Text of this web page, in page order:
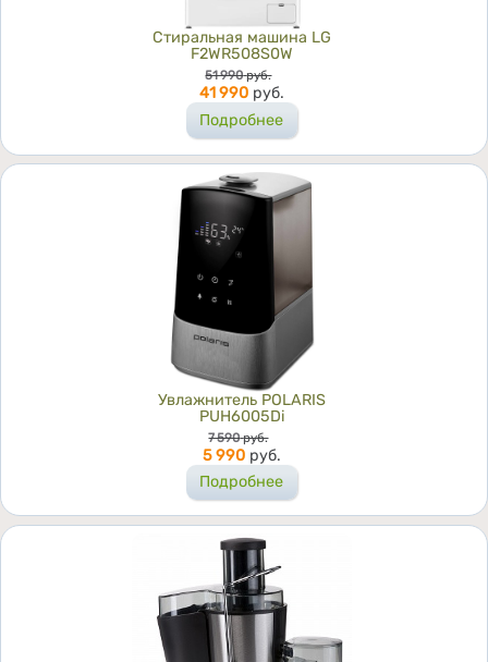
Стиральная машина LG
F2WR508S0W
Цена
51 990 руб.
41 990 руб.
Подробнее
Увлажнитель POLARIS
PUH6005Di
Цена
7 590 руб.
5 990 руб.
Подробнее